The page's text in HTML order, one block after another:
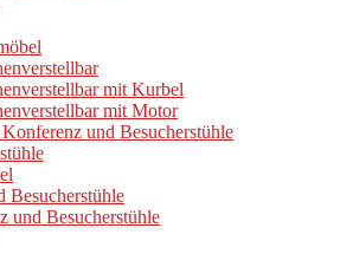
mit Kurbel
mit Motor
und Besucherstühle
Besucherstühle
und Besucherstühle